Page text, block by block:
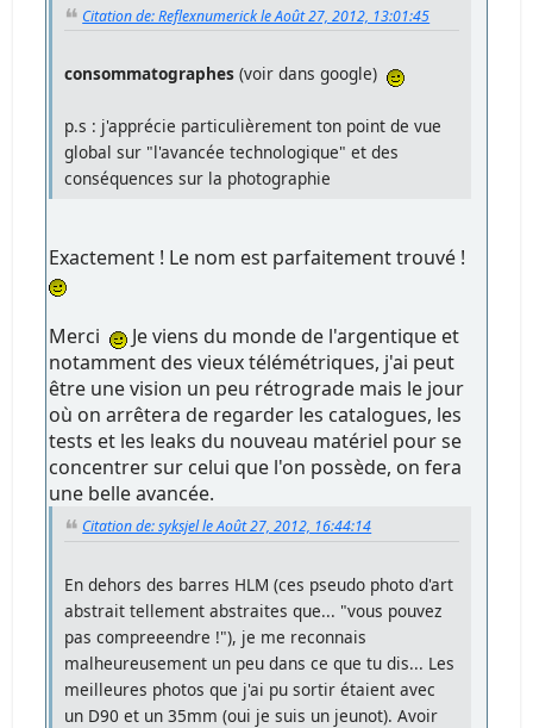
Citation de: Reflexnumerick le Août 27, 2012, 13:01:45
consommatographes (voir dans google)
p.s : j'apprécie particulièrement ton point de vue
global sur "l'avancée technologique" et des
conséquences sur la photographie
Exactement ! Le nom est parfaitement trouvé !
Merci
Je viens du monde de l'argentique et
notamment des vieux télémétriques, j'ai peut
être une vision un peu rétrograde mais le jour
où on arrêtera de regarder les catalogues, les
tests et les leaks du nouveau matériel pour se
concentrer sur celui que l'on possède, on fera
une belle avancée.
Citation de: syksjel le Août 27, 2012, 16:44:14
En dehors des barres HLM (ces pseudo photo d'art
abstrait tellement abstraites que... "vous pouvez
pas compreeendre !"), je me reconnais
malheureusement un peu dans ce que tu dis... Les
meilleures photos que j'ai pu sortir étaient avec
un D90 et un 35mm (oui je suis un jeunot). Avoir